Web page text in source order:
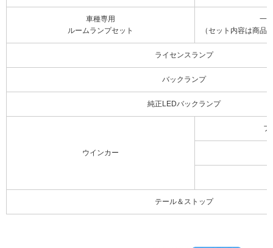
車種専用
ルームランプセット
一
（セット内容は商品
ライセンスランプ
バックランプ
純正LEDバックランプ
ウインカー
フ
テール＆ストップ